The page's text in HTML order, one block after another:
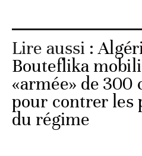
Lire aussi :
Bouteflika
«armée» de 300
pour contrer les
du régime